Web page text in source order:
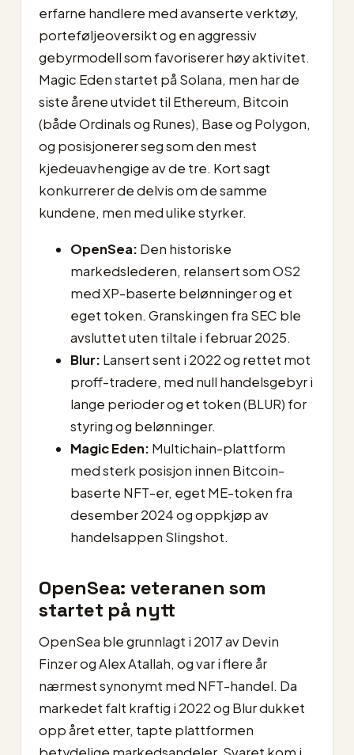
erfarne handlere med avanserte verktøy,
porteføljeoversikt og en aggressiv
gebyrmodell som favoriserer høy aktivitet.
Magic Eden startet på Solana, men har de
siste årene utvidet til Ethereum, Bitcoin
(både Ordinals og Runes), Base og Polygon,
og posisjonerer seg som den mest
kjedeuavhengige av de tre. Kort sagt
konkurrerer de delvis om de samme
kundene, men med ulike styrker.
OpenSea: Den historiske
markedslederen, relansert som OS2
med XP-baserte belønninger og et
eget token. Granskingen fra SEC ble
avsluttet uten tiltale i februar 2025.
Blur: Lansert sent i 2022 og rettet mot
proff-tradere, med null handelsgebyr i
lange perioder og et token (BLUR) for
styring og belønninger.
Magic Eden: Multichain-plattform
med sterk posisjon innen Bitcoin-
baserte NFT-er, eget ME-token fra
desember 2024 og oppkjøp av
handelsappen Slingshot.
OpenSea: veteranen som
startet på nytt
OpenSea ble grunnlagt i 2017 av Devin
Finzer og Alex Atallah, og var i flere år
nærmest synonymt med NFT-handel. Da
markedet falt kraftig i 2022 og Blur dukket
opp året etter, tapte plattformen